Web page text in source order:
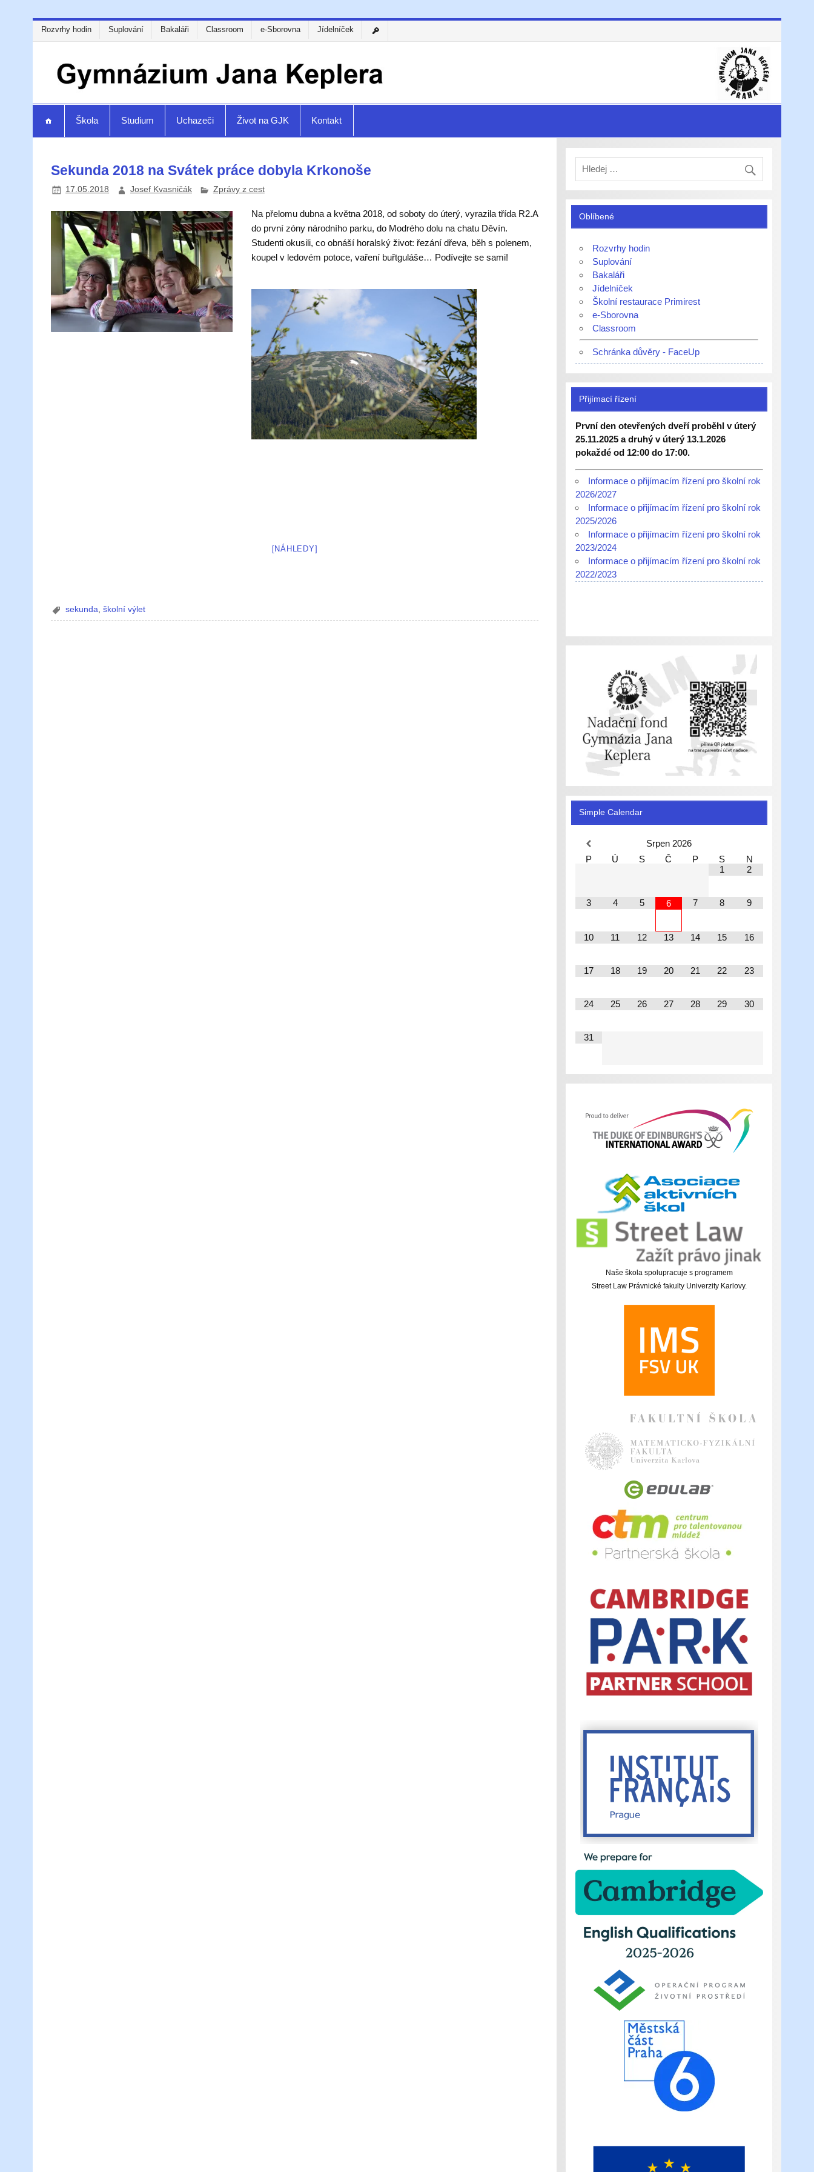
Rozvrhy hodin Suplování Bakaláři Classroom e-Sborovna Jídelníček
Škola Studium Uchazeči Život na GJK Kontakt
Sekunda 2018 na Svátek práce dobyla Krkonoše
17.05.2018 Josef Kvasničák Zprávy z cest
Na přelomu dubna a května 2018, od soboty do úterý, vyrazila třída R2.A
do první zóny národního parku, do Modrého dolu na chatu Děvín.
Studenti okusili, co obnáší horalský život: řezání dřeva, běh s polenem,
koupel v ledovém potoce, vaření buřtguláše… Podívejte se sami!
[NÁHLEDY]
sekunda ,školní výlet
Oblíbené
Rozvrhy hodin
Suplování
Bakaláři
Jídelníček
Školní restaurace Primirest
e-Sborovna
Classroom
Schránka důvěry - FaceUp
Přijímací řízení
První den otevřených dveří proběhl v úterý
25.11.2025 a druhý v úterý 13.1.2026
pokaždé od 12:00 do 17:00.
Informace o přijímacím řízení pro školní rok
2026/2027
Informace o přijímacím řízení pro školní rok
2025/2026
Informace o přijímacím řízení pro školní rok
2023/2024
Informace o přijímacím řízení pro školní rok
2022/2023
Simple Calendar
Srpen 2026
P
Ú S Č P S
N
1
2
3 4 5 6 7 8 9
10 11 12 13 14 15 16
17 18 19 20 21 22 23
24 25 26 27 28 29 30
31
Naše škola spolupracuje s programem
Street Law Právnické fakulty Univerzity Karlovy.